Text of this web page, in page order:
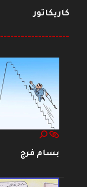
كاريكاتور
--------------------
بسام فرج